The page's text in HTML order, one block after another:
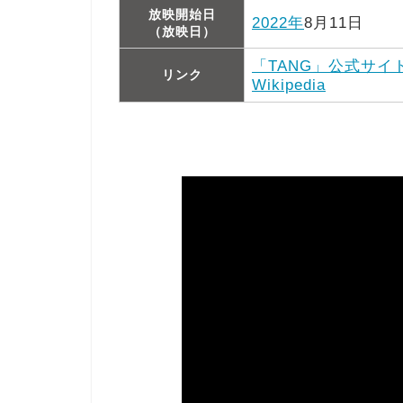
放映開始日
（放映日）
2022年8月11日
リンク
「TANG」公式サイ
Wikipedia